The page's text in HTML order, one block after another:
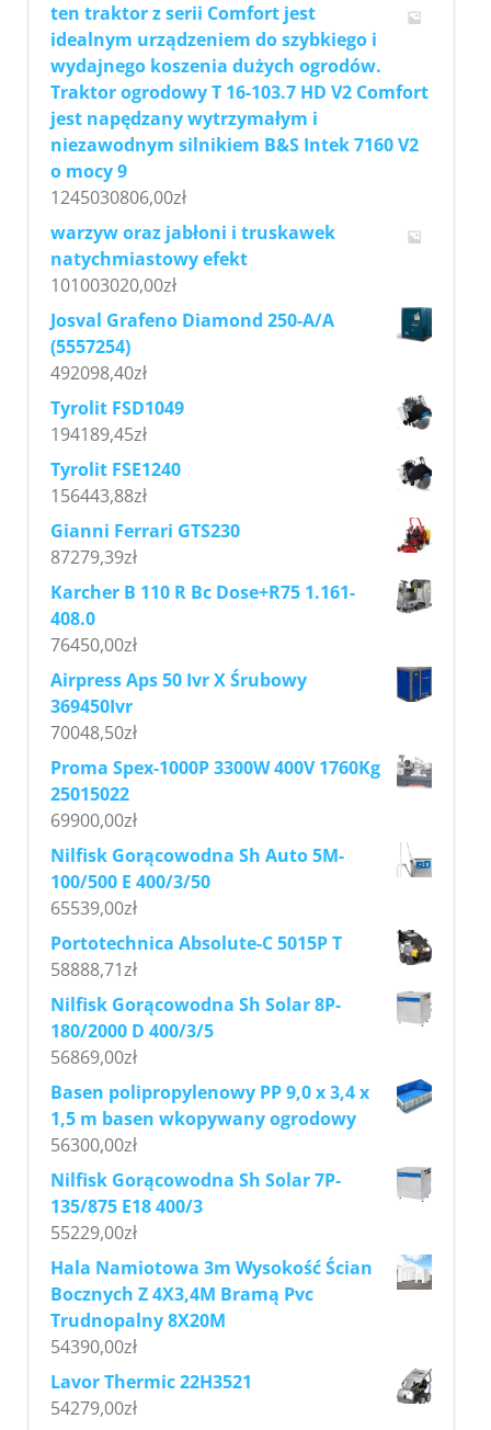
ten traktor z serii Comfort jest
idealnym urządzeniem do szybkiego i
wydajnego koszenia dużych ogrodów.
Traktor ogrodowy T 16-103.7 HD V2 Comfort
jest napędzany wytrzymałym i
niezawodnym silnikiem B&S Intek 7160 V2
o mocy 9
1245030806,00zł
warzyw oraz jabłoni i truskawek
natychmiastowy efekt
101003020,00zł
Josval Grafeno Diamond 250-A/A
(5557254)
492098,40zł
Tyrolit FSD1049
194189,45zł
Tyrolit FSE1240
156443,88zł
Gianni Ferrari GTS230
87279,39zł
Karcher B 110 R Bc Dose+R75 1.161-
408.0
76450,00zł
Airpress Aps 50 Ivr X Śrubowy
369450Ivr
70048,50zł
Proma Spex-1000P 3300W 400V 1760Kg
25015022
69900,00zł
Nilfisk Gorącowodna Sh Auto 5M-
100/500 E 400/3/50
65539,00zł
Portotechnica Absolute-C 5015P T
58888,71zł
Nilfisk Gorącowodna Sh Solar 8P-
180/2000 D 400/3/5
56869,00zł
Basen polipropylenowy PP 9,0 x 3,4 x
1,5 m basen wkopywany ogrodowy
56300,00zł
Nilfisk Gorącowodna Sh Solar 7P-
135/875 E18 400/3
55229,00zł
Hala Namiotowa 3m Wysokość Ścian
Bocznych Z 4X3,4M Bramą Pvc
Trudnopalny 8X20M
54390,00zł
Lavor Thermic 22H3521
54279,00zł